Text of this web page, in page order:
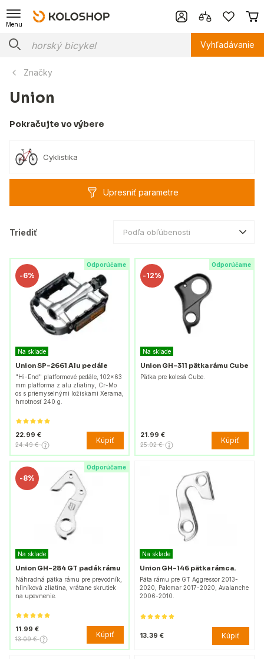
Menu
Vyhľadávanie
Značky
Union
Pokračujte vo výbere
Cyklistika
Upresniť parametre
Triediť Podľa obľúbenosti
Odporúčame
-6%
Na sklade
Union SP-2661 Alu pedále
"Hi-End" platformové pedále, 102x63
mm platforma z alu zliatiny, Cr-Mo
os s priemyselnými ložiskami Xerama,
hmotnosť 240 g.
22.99 €
24.49 € Kúpiť
Odporúčame
-12%
Na sklade
Union GH-311 pätka rámu Cube
Pätka pre kolesá Cube.
21.99 €
25.02 € Kúpiť
Odporúčame
-8%
Na sklade
Union GH-284 GT padák rámu
Náhradná pätka rámu pre prevodník,
hliníková zliatina, vrátane skrutiek
na upevnenie.
11.99 €
13.09 € Kúpiť
Na sklade
Union GH-146 pätka rámca.
Päta rámu pre GT Aggressor 2013-
2020, Palomar 2017-2020, Avalanche
2006-2010.
13.39 € Kúpiť